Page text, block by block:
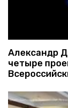
Александр
четыре